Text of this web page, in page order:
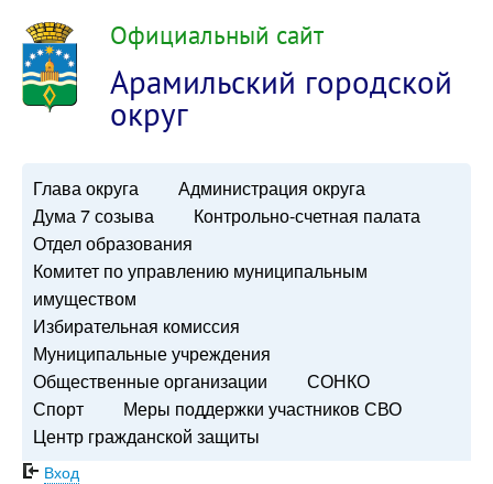
Официальный сайт
Арамильский городской
округ
Глава округа
Администрация округа
Дума 7 созыва
Контрольно-счетная палата
Отдел образования
Комитет по управлению муниципальным
имуществом
Избирательная комиссия
Муниципальные учреждения
Общественные организации
СОНКО
Спорт
Меры поддержки участников СВО
Центр гражданской защиты
Вход